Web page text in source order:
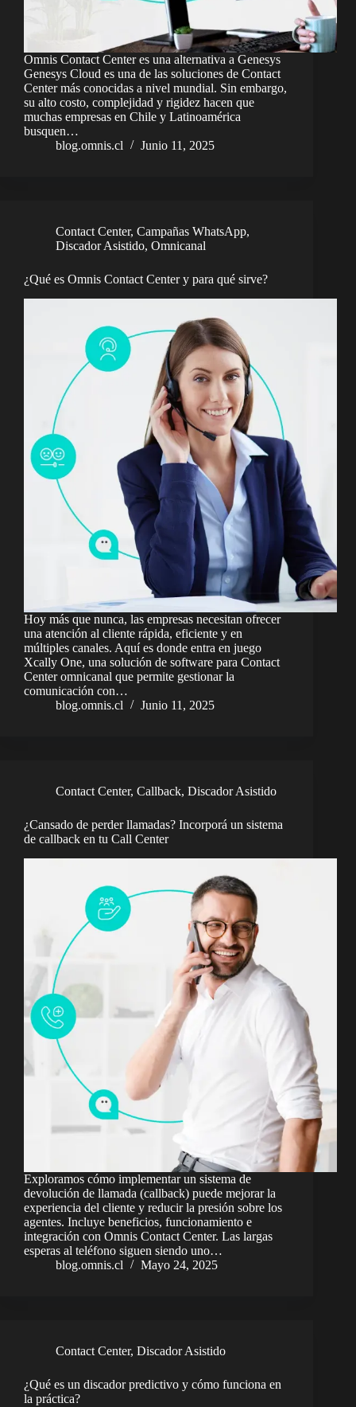
Omnis Contact Center es una alternativa a Genesys
Genesys Cloud es una de las soluciones de Contact
Center más conocidas a nivel mundial. Sin embargo,
su alto costo, complejidad y rigidez hacen que
muchas empresas en Chile y Latinoamérica
busquen…
blog.omnis.cl
Junio 11, 2025
Contact Center, Campañas WhatsApp,
Discador Asistido, Omnicanal
¿Qué es Omnis Contact Center y para qué sirve?
Hoy más que nunca, las empresas necesitan ofrecer
una atención al cliente rápida, eficiente y en
múltiples canales. Aquí es donde entra en juego
Xcally One, una solución de software para Contact
Center omnicanal que permite gestionar la
comunicación con…
blog.omnis.cl
Junio 11, 2025
Contact Center, Callback, Discador Asistido
¿Cansado de perder llamadas? Incorporá un sistema
de callback en tu Call Center
Exploramos cómo implementar un sistema de
devolución de llamada (callback) puede mejorar la
experiencia del cliente y reducir la presión sobre los
agentes. Incluye beneficios, funcionamiento e
integración con Omnis Contact Center. Las largas
esperas al teléfono siguen siendo uno…
blog.omnis.cl
Mayo 24, 2025
Contact Center, Discador Asistido
¿Qué es un discador predictivo y cómo funciona en
la práctica?